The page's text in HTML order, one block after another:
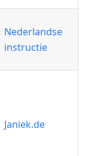
Nederlandse
instructie
Janiek.de